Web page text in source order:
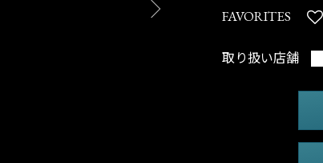
FAVORITES
取り扱い店舗